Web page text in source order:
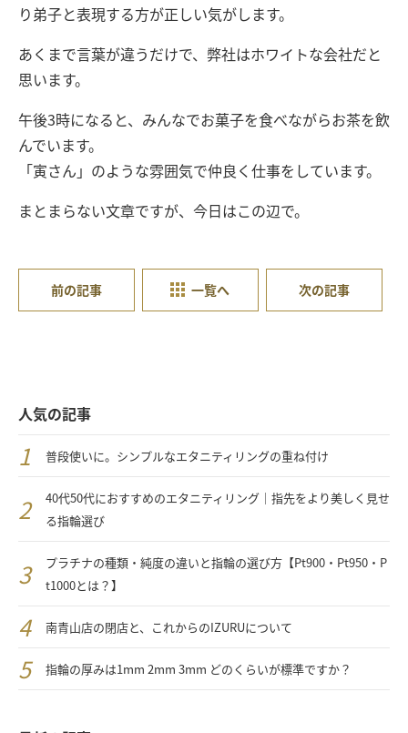
り弟子と表現する方が正しい気がします。
あくまで言葉が違うだけで、弊社はホワイトな会社だと
思います。
午後3時になると、みんなでお菓子を食べながらお茶を飲
んでいます。
「寅さん」のような雰囲気で仲良く仕事をしています。
まとまらない文章ですが、今日はこの辺で。
前の記事 一覧へ 次の記事
人気の記事
普段使いに。シンプルなエタニティリングの重ね付け
40代50代におすすめのエタニティリング｜指先をより美しく見せ
る指輪選び
プラチナの種類・純度の違いと指輪の選び方【Pt900・Pt950・P
t1000とは？】
南青山店の閉店と、これからのIZURUについて
指輪の厚みは1mm 2mm 3mm どのくらいが標準ですか？